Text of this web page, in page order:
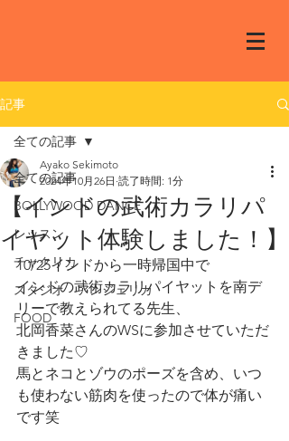
記事
全ての記事
BOLLYWOOD DANCE
レッスン
チャクリカ
スタジオ アンジェリカ
FOOD
全ての記事
【インドの武術カラリパ
イヤット体験しました！】
Ayako Sekimoto
2024年10月26日 読了時間: 1分
10/25インドから一時帰国中で
インドの武術カラリパイヤットを南デ
リーで教えられてる先生、
北岡香菜さんのWSに参加させていただ
きました♡
馬とネコとゾウのポーズを含め、いつ
も使わない筋肉を使ったので体が痛い
です笑